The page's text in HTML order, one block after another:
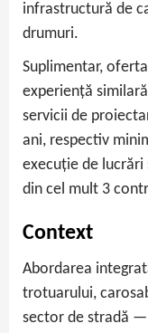
infrastructură de
drumuri.
Suplimentar,
experiență
servicii de
ani, respectiv
execuție de
din cel mult 3
Context
Abordarea
trotuarului,
sector de stradă